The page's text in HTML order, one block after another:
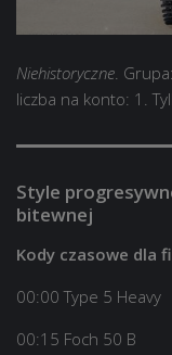
Niehistoryczne . Grupa:
liczba na konto: 1.
Style
bitewnej
Kody czasowe dla
00:00 Type 5 Heavy
00:15 Foch 50 B